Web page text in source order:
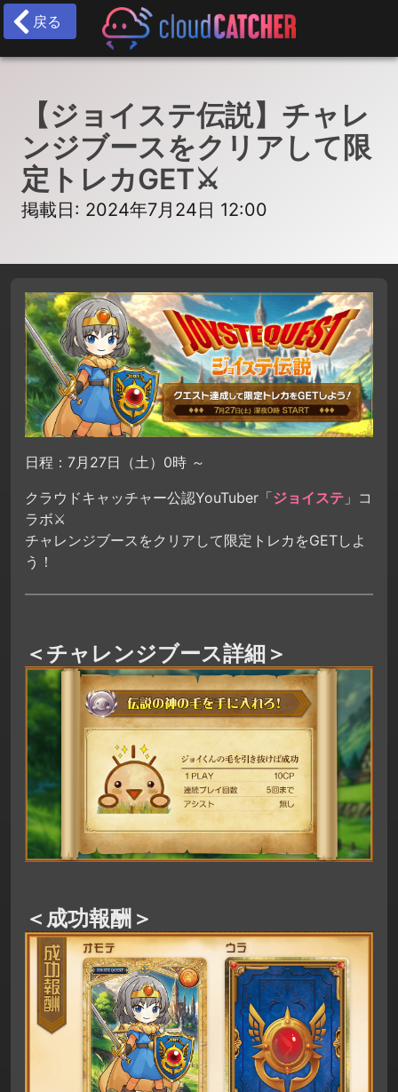
戻る
【ジョイステ伝説】チャレ
ンジブースをクリアして限
定トレカGET⚔
掲載日: 2024年7月24日 12:00
日程：7月27日（土）0時 ～
クラウドキャッチャー公認YouTuber「ジョイステ 」コ
ラボ⚔
チャレンジブースをクリアして限定トレカをGETしよ
う！
＜チャレンジブース詳細＞
＜成功報酬＞